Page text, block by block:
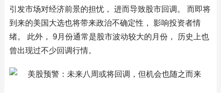
引发市场对经济前景的担忧， 进而导致股市回调。 而即将
到来的美国大选也将带来政治不确定性， 影响投资者情
绪。 此外， 9月份通常是股市波动较大的月份， 历史上也
曾出现过不少回调行情。